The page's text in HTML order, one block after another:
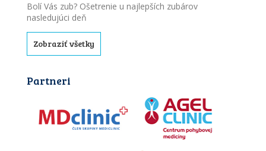
Bolí Vás zub? Ošetrenie u najlepších zubárov
nasledujúci deň
Zobraziť všetky
Partneri